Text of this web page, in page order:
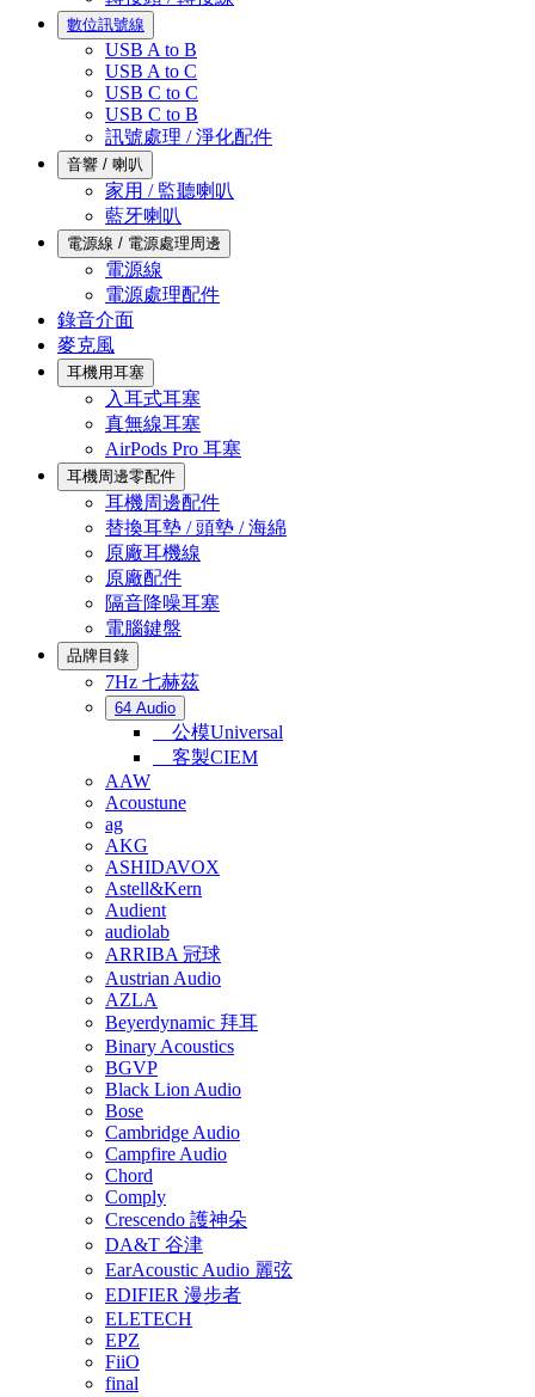
數位訊號線
USB A to B
USB A to C
USB C to C
USB C to B
訊號處理 / 淨化配件
音響 / 喇叭
家用 / 監聽喇叭
藍牙喇叭
電源線 / 電源處理周邊
電源線
電源處理配件
錄音介面
麥克風
耳機用耳塞
入耳式耳塞
真無線耳塞
AirPods Pro 耳塞
耳機周邊零配件
耳機周邊配件
替換耳墊 / 頭墊 / 海綿
原廠耳機線
原廠配件
隔音降噪耳塞
電腦鍵盤
品牌目錄
7Hz 七赫茲
64 Audio
公模Universal
客製CIEM
AAW
Acoustune
ag
AKG
ASHIDAVOX
Astell&Kern
Audient
audiolab
ARRIBA 冠球
Austrian Audio
AZLA
Beyerdynamic 拜耳
Binary Acoustics
BGVP
Black Lion Audio
Bose
Cambridge Audio
Campfire Audio
Chord
Comply
Crescendo 護神朵
DA&T 谷津
EarAcoustic Audio 麗弦
EDIFIER 漫步者
ELETECH
EPZ
FiiO
final